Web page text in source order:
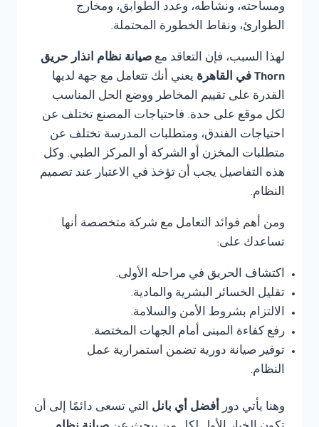
ومساحته، ونشاطه، وعدد الطوابق، ومخارج
الطوارئ، ونقاط الخطورة المحتملة.
لهذا السبب، فإن التعاقد مع صيانة نظام انذار حريق
Thorn في القاهرة
يعني أنك تتعامل مع جهة لديها
القدرة على تقييم المخاطر ووضع الحل المناسب
لكل موقع على حدة. فاحتياجات المصنع تختلف عن
احتياجات الفندق، ومتطلبات المدرسة تختلف عن
متطلبات المخزن أو الشركة أو المركز الطبي. وكل
هذه التفاصيل يجب أن تؤخذ في الاعتبار عند تصميم
النظام.
ومن أهم فوائد التعامل مع شركة متخصصة أنها
تساعدك على:
اكتشاف الحريق في مراحله الأولى.
تقليل الخسائر البشرية والمادية.
الالتزام بشروط الأمن والسلامة.
رفع كفاءة المبنى أمام الجهات المختصة.
توفير صيانة دورية تضمن استمرارية عمل
النظام.
وهنا يأتي دور أفضل أي بانل التي تسعى دائمًا إلى أن